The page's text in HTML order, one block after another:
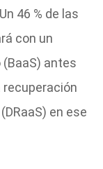
Un 46 % de las
con un
antes
recuperación
en ese